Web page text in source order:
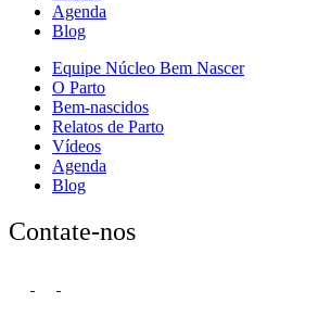
Agenda
Blog
Equipe Núcleo Bem Nascer
O Parto
Bem-nascidos
Relatos de Parto
Vídeos
Agenda
Blog
Contate-nos